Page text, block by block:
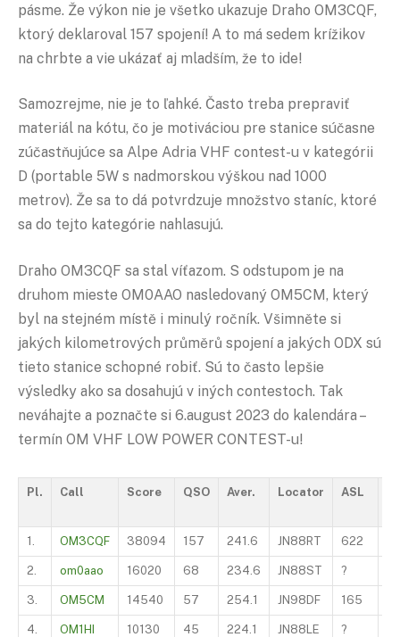
pásme. Že výkon nie je všetko ukazuje Draho OM3CQF,
ktorý deklaroval 157 spojení! A to má sedem krížikov
na chrbte a vie ukázať aj mladším, že to ide!
Samozrejme, nie je to ľahké. Často treba prepraviť
materiál na kótu, čo je motiváciou pre stanice súčasne
zúčastňujúce sa Alpe Adria VHF contest-u v kategórii
D (portable 5W s nadmorskou výškou nad 1000
metrov). Že sa to dá potvrdzuje množstvo staníc, ktoré
sa do tejto kategórie nahlasujú.
Draho OM3CQF sa stal víťazom. S odstupom je na
druhom mieste OM0AAO nasledovaný OM5CM, který
byl na stejném místě i minulý ročník. Všimněte si
jakých kilometrových průměrů spojení a jakých ODX sú
tieto stanice schopné robiť. Sú to často lepšie
výsledky ako sa dosahujú v iných contestoch. Tak
neváhajte a poznačte si 6.august 2023 do kalendára –
termín OM VHF LOW POWER CONTEST-u!
Pl. Call Score QSO Aver. Locator ASL
1. OM3CQF 38094 157 241.6 JN88RT 622
2. om0aao 16020 68 234.6 JN88ST ?
3. OM5CM 14540 57 254.1 JN98DF 165
4. OM1HI 10130 45 224.1 JN88LE ?